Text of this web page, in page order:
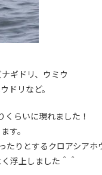
ギドリ、ウミウ
ドリなど。
らいに現れました！
す。
たりとするクロアシア
浮上しました＾＾